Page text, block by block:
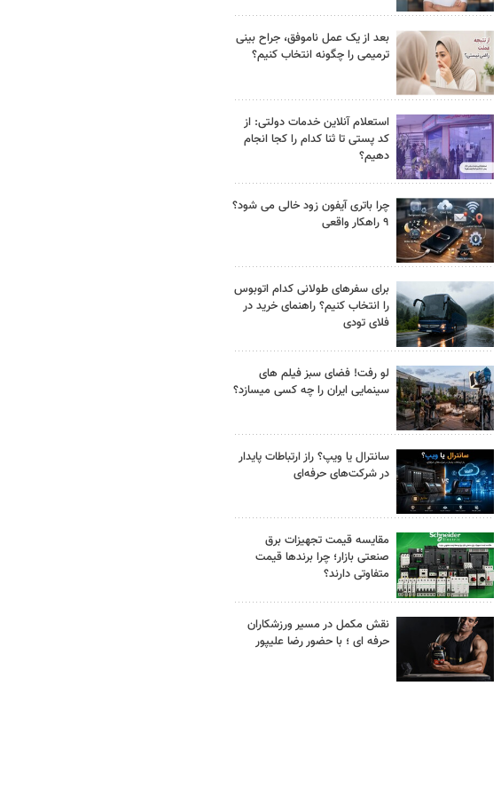
بعد از یک عمل ناموفق، جراح بینی
ترمیمی را چگونه انتخاب کنیم؟
استعلام آنلاین خدمات دولتی: از
کد پستی تا ثنا کدام را کجا انجام
دهیم؟
چرا باتری آیفون زود خالی می شود؟
۹ راهکار واقعی
برای سفرهای طولانی کدام اتوبوس
را انتخاب کنیم؟ راهنمای خرید در
فلای تودی
لو رفت! فضای سبز فیلم های
سینمایی ایران را چه کسی میسازد؟
سانترال یا ویپ؟ راز ارتباطات پایدار
در شرکت‌های حرفه‌ای
مقایسه قیمت تجهیزات برق
صنعتی بازار؛ چرا برندها قیمت
متفاوتی دارند؟
نقش مکمل در مسیر ورزشکاران
حرفه ای ؛ با حضور رضا علیپور